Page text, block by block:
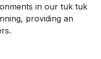
in our tuk tuk
providing an